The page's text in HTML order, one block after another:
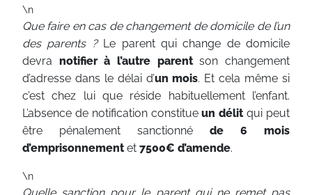
\n
Que faire en cas de changement de domicile de l’un
des parents ?Le parent qui change de domicile
devra notifier à l’autre parentson changement
d’adresse dans le délai d’un mois. Et cela même si
c’est chez lui que réside habituellement l’enfant.
L’absence de notification constitueun délitqui peut
être pénalement sanctionné de 6 mois
d’emprisonnementet 7500€ d’amende.
\n